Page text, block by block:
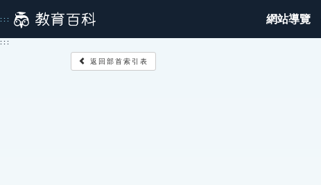
到
主
::: 網站導覽
:::
返回部首索引表